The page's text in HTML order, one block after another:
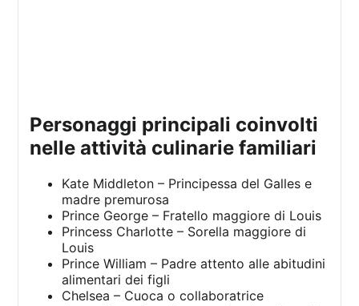
personaggi principali coinvolti
nelle attività culinarie familiari
Kate Middleton – Principessa del Galles e
madre premurosa
Prince George – Fratello maggiore di Louis
Princess Charlotte – Sorella maggiore di
Louis
Prince William – Padre attento alle abitudini
alimentari dei figli
Chelsea – Cuoca o collaboratrice